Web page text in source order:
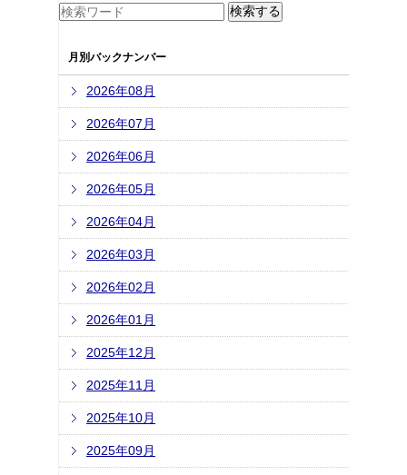
月別バックナンバー
2026年08月
2026年07月
2026年06月
2026年05月
2026年04月
2026年03月
2026年02月
2026年01月
2025年12月
2025年11月
2025年10月
2025年09月